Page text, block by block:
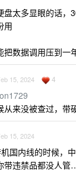
盘太多显眼的话
用
把数据调用压到
15, 2024 4
从来没被查过，带
15, 2024
国内线的时候，
带违禁品都没人